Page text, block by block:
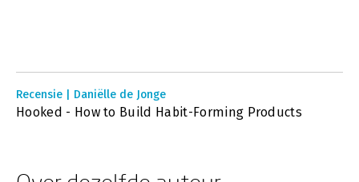
Recensie | Daniëlle de Jonge
Hooked - How to Build Habit-Forming Products